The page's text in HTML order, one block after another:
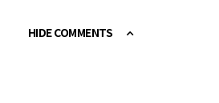
HIDE COMMENTS